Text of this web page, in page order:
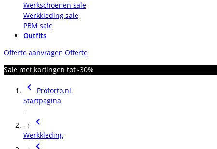
Werkschoenen sale
Werkkleding sale
PBM sale
Outfits
Offerte aanvragen Offerte
Sale met kortingen tot -30%
Proforto.nl
Startpagina
–
→
Werkkleding